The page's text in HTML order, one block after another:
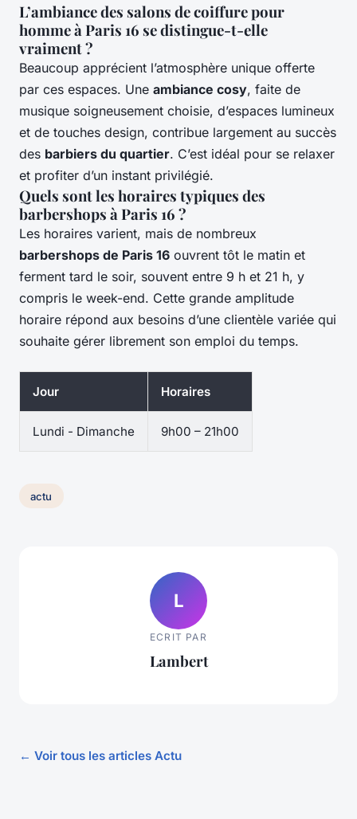
L’ambiance des salons de coiffure pour
homme à Paris 16 se distingue-t-elle
vraiment ?
Beaucoup apprécient l’atmosphère unique offerte
par ces espaces. Une ambiance cosy, faite de
musique soigneusement choisie, d’espaces lumineux
et de touches design, contribue largement au succès
des barbiers du quartier. C’est idéal pour se relaxer
et profiter d’un instant privilégié.
Quels sont les horaires typiques des
barbershops à Paris 16 ?
Les horaires varient, mais de nombreux
barbershops de Paris 16 ouvrent tôt le matin et
ferment tard le soir, souvent entre 9 h et 21 h, y
compris le week-end. Cette grande amplitude
horaire répond aux besoins d’une clientèle variée qui
souhaite gérer librement son emploi du temps.
Jour Horaires
Lundi - Dimanche 9h00 – 21h00
actu
L
ECRIT PAR
Lambert
← Voir tous les articles Actu